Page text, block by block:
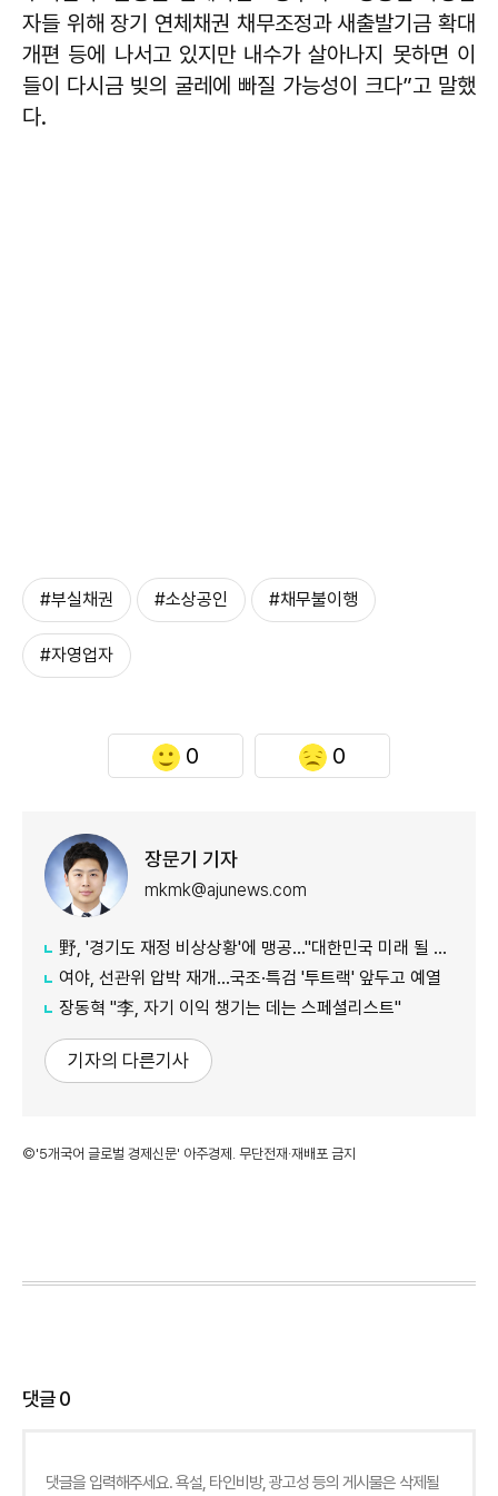
자들 위해 장기 연체채권 채무조정과 새출발기금 확대
개편 등에 나서고 있지만 내수가 살아나지 못하면 이
들이 다시금 빚의 굴레에 빠질 가능성이 크다”고 말했
다.
#부실채권 #소상공인 #채무불이행
#자영업자
0 0
장문기 기자
mkmk@ajunews.com
野, '경기도 재정 비상상황'에 맹공…"대한민국 미래 될 수도"
여야, 선관위 압박 재개…국조·특검 '투트랙' 앞두고 예열
장동혁 "李, 자기 이익 챙기는 데는 스페셜리스트"
기자의 다른기사
©'5개국어 글로벌 경제신문' 아주경제. 무단전재·재배포 금지
댓글0